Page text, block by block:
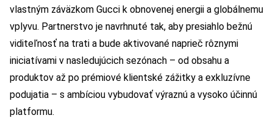
vlastným záväzkom Gucci k obnovenej energii a globálnemu
vplyvu. Partnerstvo je navrhnuté tak, aby presiahlo bežnú
viditeľnosť na trati a bude aktivované naprieč rôznymi
iniciatívami v nasledujúcich sezónach – od obsahu a
produktov až po prémiové klientské zážitky a exkluzívne
podujatia – s ambíciou vybudovať výraznú a vysoko účinnú
platformu.